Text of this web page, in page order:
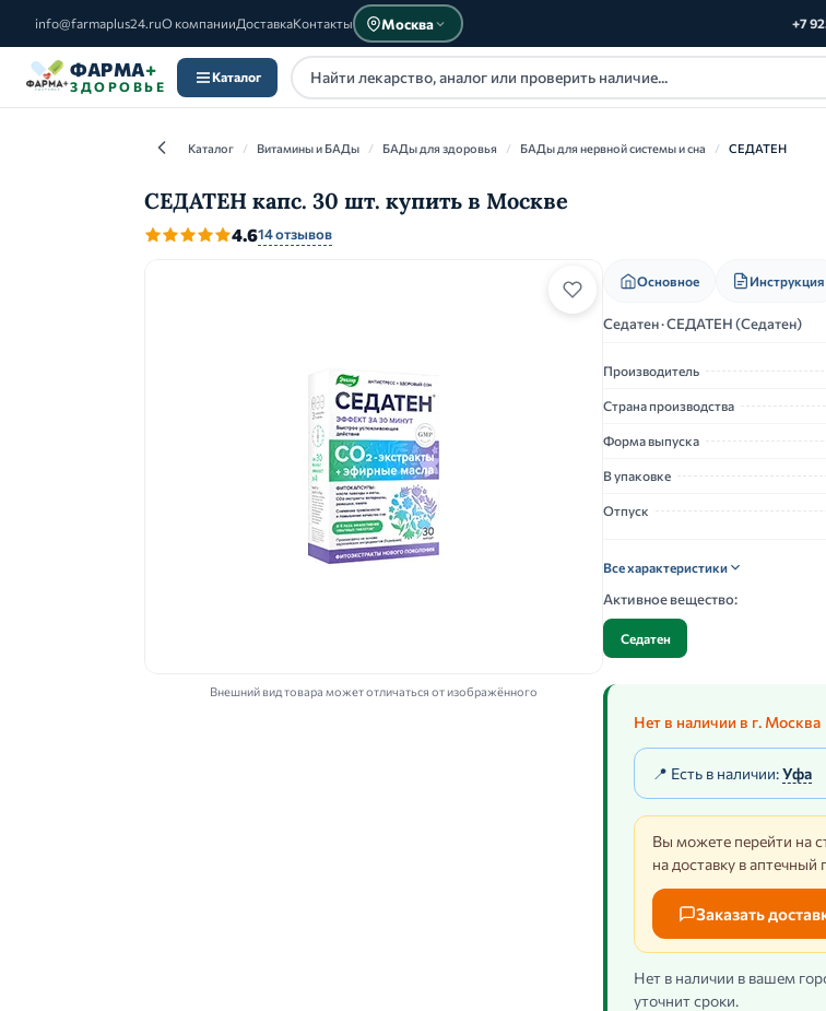
info@farmaplus24.ruО компанииДоставкаКонтакты Москва +7
ФАРМА+
ЗДОРОВЬЕ
Каталог
Каталог / Витамины и БАДы / БАДы для здоровья / БАДы для нервной системы и сна / СЕДАТЕН
СЕДАТЕН капс. 30 шт. купить в Москве
4.614 отзывов
Внешний вид товара может отличаться от изображённого
Основное Инструкция
Седатен · СЕДАТЕН (Седатен)
Производитель
Страна производства
Форма выпуска
В упаковке
Отпуск
Все характеристики
Активное вещество:
Седатен
Нет в наличии в г. Москва
📍 Есть в наличии:Уфа
Вы можете перейти на
на доставку в
Заказать
Нет в наличии в вашем
уточнит сроки.